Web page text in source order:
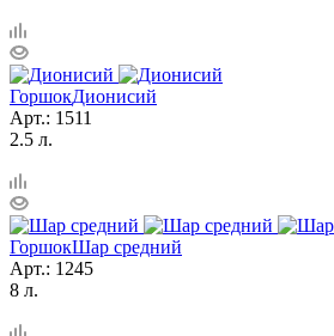
ГоршокДионисий
Арт.: 1511
2.5 л.
ГоршокШар средний
Арт.: 1245
8 л.